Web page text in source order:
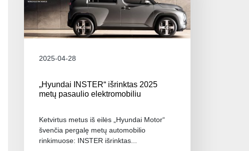
2025-04-28
„Hyundai INSTER“ išrinktas 2025
metų pasaulio elektromobiliu
Ketvirtus metus iš eilės „Hyundai Motor“
švenčia pergalę metų automobilio
rinkimuose: INSTER išrinktas...